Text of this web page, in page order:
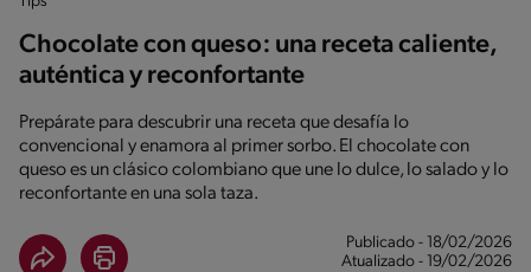
Chocolate con queso: una receta caliente,
auténtica y reconfortante
Prepárate para descubrir una receta que desafía lo
convencional y enamora al primer sorbo. El chocolate con
queso es un clásico colombiano que une lo dulce, lo salado y lo
reconfortante en una sola taza.
Publicado - 18/02/2026
Atualizado - 19/02/2026